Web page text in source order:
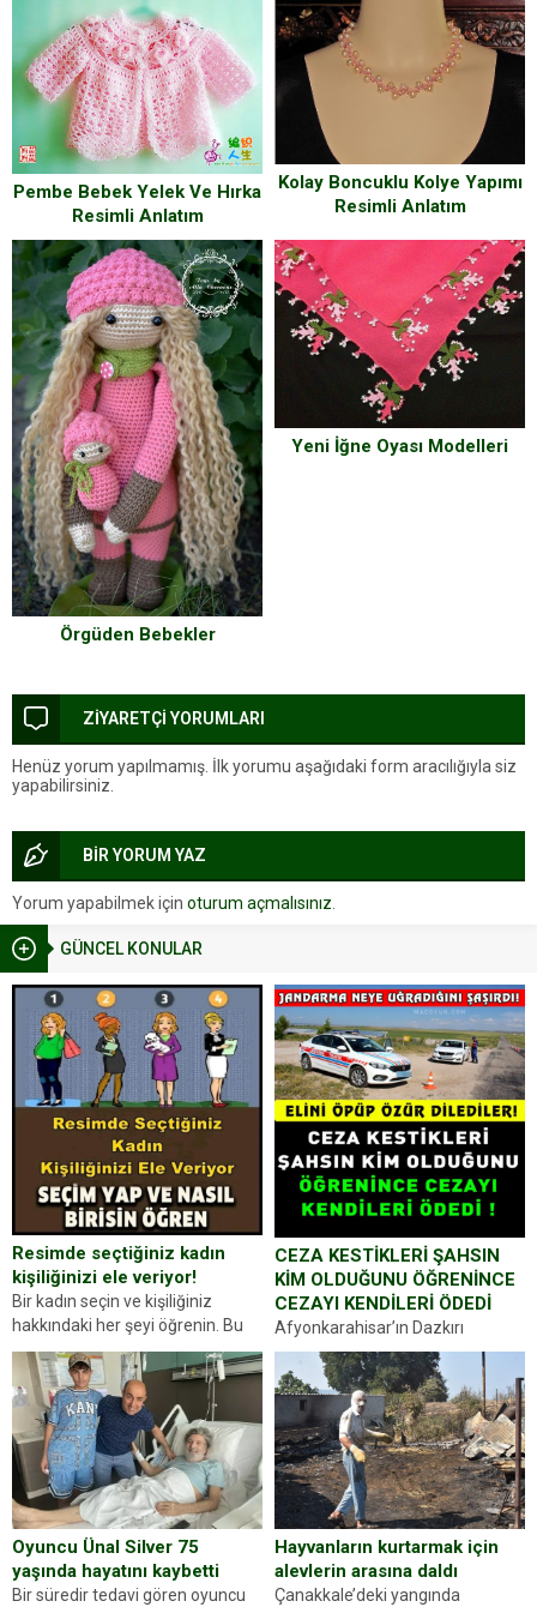
GÜNCEL KONULAR
Resimde seçtiğiniz kadın
kişiliğinizi ele veriyor!
Bir kadın seçin ve kişiliğiniz
hakkındaki her şeyi öğrenin. Bu
kez karşınıza oldukça farklı bir
kişilik testiyle çıkıyoruz. Resimde
gördüğünüz kadın figürlerinden
dikkatinizi en...
CEZA KESTİKLERİ ŞAHSIN
KİM OLDUĞUNU ÖĞRENİNCE
CEZAYI KENDİLERİ ÖDEDİ
Afyonkarahisar’ın Dazkırı
ilçesinde trafik uygulaması
yapan jandarma ekipleri
durdurdukları bir otomobilin
sürücüsünden ehliyet ve ruhsat
sorup belgelerini istedi. Sürücü
Abdurrahman Ö.nün verdiği
evraklarda eksik olduğunu...
Oyuncu Ünal Silver 75
yaşında hayatını kaybetti
Bir süredir tedavi gören oyuncu
Hayvanların kurtarmak için
alevlerin arasına daldı
Çanakkale’deki yangında
Pembe Bebek Yelek Ve Hırka
Resimli Anlatım
Kolay Boncuklu Kolye Yapımı
Resimli Anlatım
Örgüden Bebekler
Yeni İğne Oyası Modelleri
ZİYARETÇİ YORUMLARI
Henüz yorum yapılmamış. İlk yorumu aşağıdaki form aracılığıyla siz
yapabilirsiniz.
BİR YORUM YAZ
Yorum yapabilmek için oturum açmalısınız